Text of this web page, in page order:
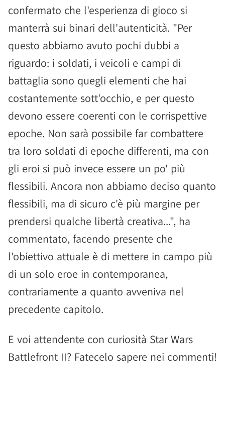
confermato che l'esperienza di gioco si
manterrà sui binari dell'autenticità. "Per
questo abbiamo avuto pochi dubbi a
riguardo: i soldati, i veicoli e campi di
battaglia sono quegli elementi che hai
costantemente sott'occhio, e per questo
devono essere coerenti con le corrispettive
epoche. Non sarà possibile far combattere
tra loro soldati di epoche differenti, ma con
gli eroi si può invece essere un po' più
flessibili. Ancora non abbiamo deciso quanto
flessibili, ma di sicuro c'è più margine per
prendersi qualche libertà creativa...", ha
commentato, facendo presente che
l'obiettivo attuale è di mettere in campo più
di un solo eroe in contemporanea,
contrariamente a quanto avveniva nel
precedente capitolo.
E voi attendente con curiosità Star Wars
Battlefront II? Fatecelo sapere nei commenti!